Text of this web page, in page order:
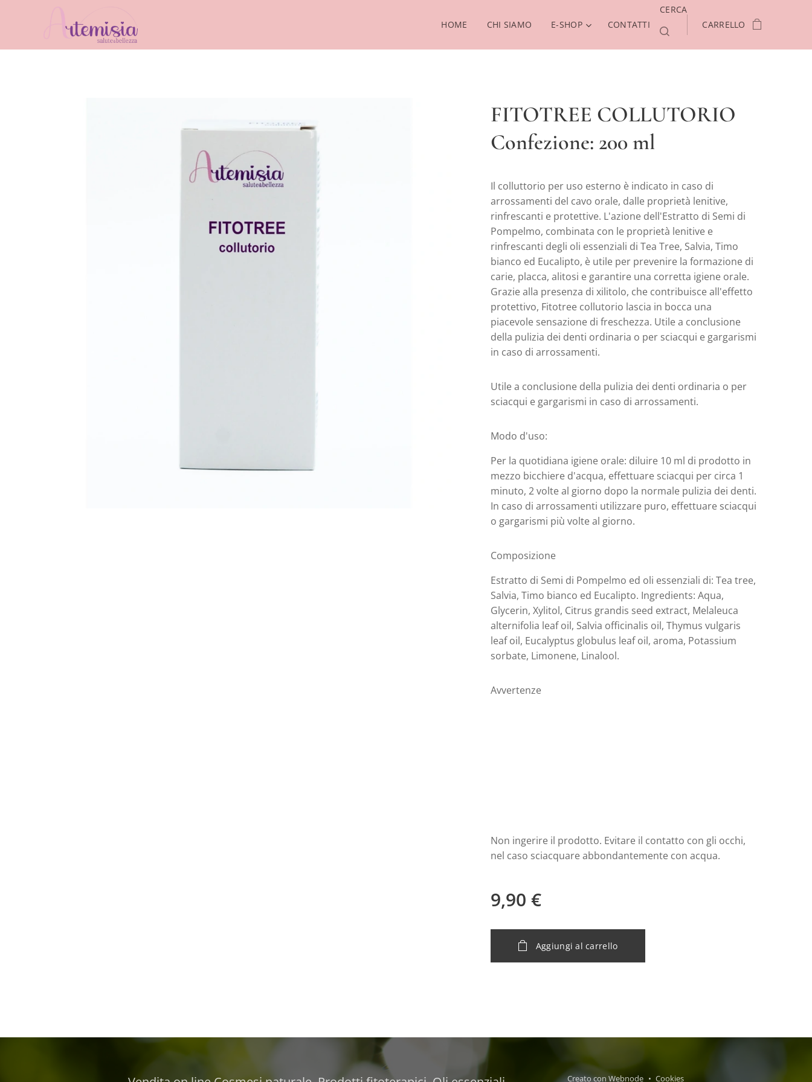
HOME CHI SIAMO E-SHOP CONTATTI
CERCA
CARRELLO
FITOTREE COLLUTORIO
Confezione: 200 ml
Il colluttorio per uso esterno è indicato in caso di
arrossamenti del cavo orale, dalle proprietà lenitive,
rinfrescanti e protettive. L'azione dell'Estratto di Semi di
Pompelmo, combinata con le proprietà lenitive e
rinfrescanti degli oli essenziali di Tea Tree, Salvia, Timo
bianco ed Eucalipto, è utile per prevenire la formazione di
carie, placca, alitosi e garantire una corretta igiene orale.
Grazie alla presenza di xilitolo, che contribuisce all'effetto
protettivo, Fitotree collutorio lascia in bocca una
piacevole sensazione di freschezza. Utile a conclusione
della pulizia dei denti ordinaria o per sciacqui e gargarismi
in caso di arrossamenti.
Utile a conclusione della pulizia dei denti ordinaria o per
sciacqui e gargarismi in caso di arrossamenti.
Modo d'uso:
Per la quotidiana igiene orale: diluire 10 ml di prodotto in
mezzo bicchiere d'acqua, effettuare sciacqui per circa 1
minuto, 2 volte al giorno dopo la normale pulizia dei denti.
In caso di arrossamenti utilizzare puro, effettuare sciacqui
o gargarismi più volte al giorno.
Composizione
Estratto di Semi di Pompelmo ed oli essenziali di: Tea tree,
Salvia, Timo bianco ed Eucalipto. Ingredients: Aqua,
Glycerin, Xylitol, Citrus grandis seed extract, Melaleuca
alternifolia leaf oil, Salvia officinalis oil, Thymus vulgaris
leaf oil, Eucalyptus globulus leaf oil, aroma, Potassium
sorbate, Limonene, Linalool.
Avvertenze
Non ingerire il prodotto. Evitare il contatto con gli occhi,
nel caso sciacquare abbondantemente con acqua.
9,90 €
Aggiungi al carrello
Creato con Webnode Cookies